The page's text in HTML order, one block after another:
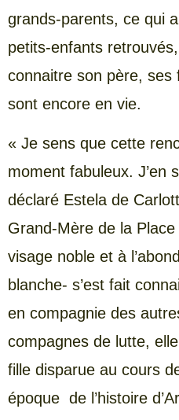
grands-parents, ce qui
petits-enfants
connaitre son père, ses
sont encore en vie.
« Je sens que cette
moment fabuleux. J’en
déclaré Estela de
Grand-Mère de la
visage noble et à
blanche- s’est fait
en compagnie des
compagnes de lutte,
fille disparue au cours
époque de l’histoire